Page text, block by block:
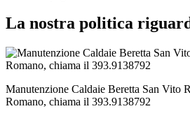
La nostra politica
Manutenzione Caldaie Beretta San Vito
Romano, chiama il 393.9138792